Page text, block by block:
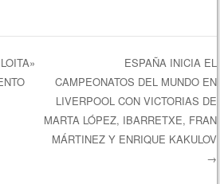
entradas
ESPAÑA INICIA EL
CAMPEONATOS DEL MUNDO EN
LIVERPOOL CON VICTORIAS DE
MARTA LÓPEZ, IBARRETXE, FRAN
MÁRTINEZ Y ENRIQUE KAKULOV
→